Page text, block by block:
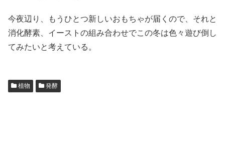
今夜辺り、もうひとつ新しいおもちゃが届くので、それと
消化酵素、イーストの組み合わせでこの冬は色々遊び倒し
てみたいと考えている。
植物 発酵